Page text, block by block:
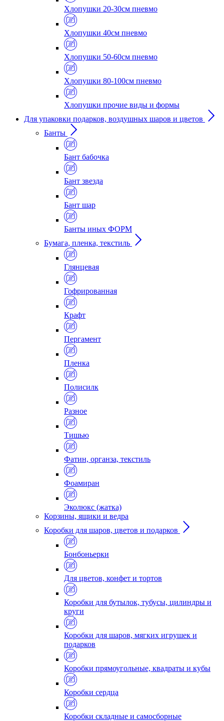
Хлопушки 20-30см пневмо
Хлопушки 40см пневмо
Хлопушки 50-60см пневмо
Хлопушки 80-100см пневмо
Хлопушки прочие виды и формы
Для упаковки подарков, воздушных шаров и цветов
Банты
Бант бабочка
Бант звезда
Бант шар
Банты иных ФОРМ
Бумага, пленка, текстиль
Глянцевая
Гофрированная
Крафт
Пергамент
Пленка
Полисилк
Разное
Тишью
Фатин, органза, текстиль
Фоамиран
Эколюкс (жатка)
Корзины, ящики и ведра
Коробки для шаров, цветов и подарков
Бонбоньерки
Для цветов, конфет и тортов
Коробки для бутылок, тубусы, цилиндры и
круги
Коробки для шаров, мягких игрушек и
подарков
Коробки прямоугольные, квадраты и кубы
Коробки сердца
Коробки складные и самосборные